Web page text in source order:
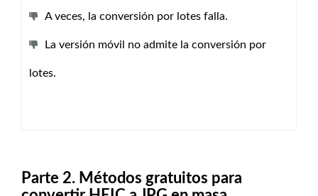
A veces, la conversión por lotes falla.
La versión móvil no admite la conversión por
lotes.
Parte 2. Métodos gratuitos para